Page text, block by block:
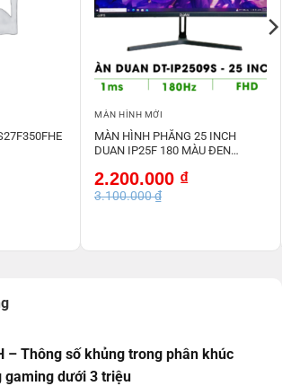
MÀN HÌNH MỚI
MÀN HÌNH PHẲNG 25 INCH
DUAN IP25F 180 MÀU ĐEN
3.100.000₫
Giá
gốc
là:
2.200.000 ₫
Giá
hiện
tại
– Thông số khủng trong phân khúc
gaming dưới 3 triệu